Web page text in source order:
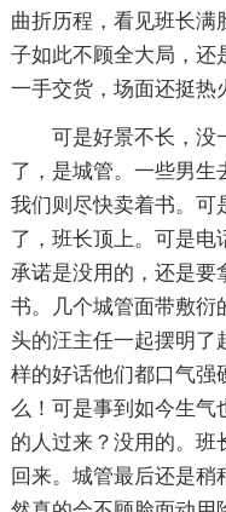
曲折历程，看见班长满
子如此不顾全大局，还
一手交货，场面还挺热
可是好景不长，没
了，是城管。一些男生
我们则尽快卖着书。可
了，班长顶上。可是电
承诺是没用的，还是要
书。几个城管面带敷衍
头的汪主任一起摆明了
样的好话他们都口气
么！可是事到如今生气
的人过来？没用的。班
回来。城管最后还是稍